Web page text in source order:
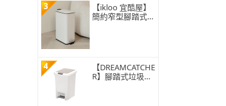
3
【ikloo 宜酷屋】
簡約窄型腳踏式垃
4
【DREAMCATCHE
R】腳踏式垃圾桶